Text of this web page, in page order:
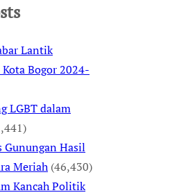
Lantik
Bogor 2024-
LGBT dalam
Gunungan Hasil
Meriah (46,430)
Kancah Politik